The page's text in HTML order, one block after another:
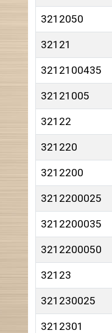
3212050
32121
3212100435
32121005
32122
321220
3212200
3212200025
3212200035
3212200050
32123
321230025
3212301